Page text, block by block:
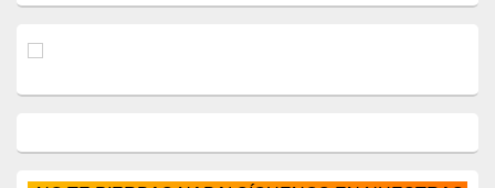
área
widget
lateral